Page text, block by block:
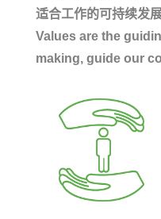
适合工作的可持续发展
Values are the
making, guide our